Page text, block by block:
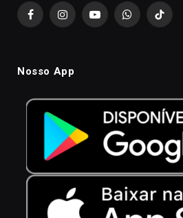
FacebookInstagramYouTubeWhatsAppTikTok
Nosso App